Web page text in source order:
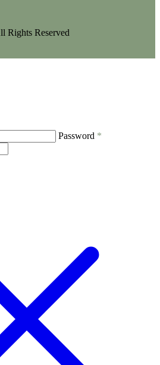
Rights Reserved
Password *